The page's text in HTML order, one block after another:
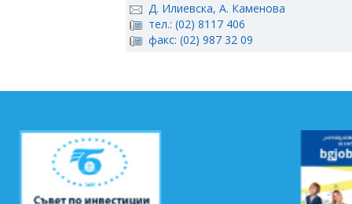
Д. Илиевска, А. Каменова
тел.: (02) 8117 406
факс: (02) 987 32 09